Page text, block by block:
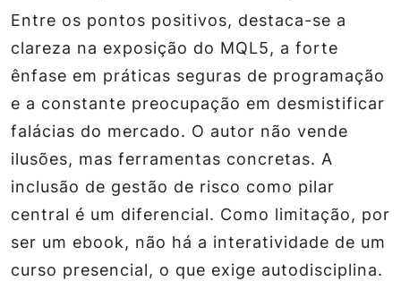
Entre os pontos positivos, destaca-se a
clareza na exposição do MQL5, a forte
ênfase em práticas seguras de programação
e a constante preocupação em desmistificar
falácias do mercado. O autor não vende
ilusões, mas ferramentas concretas. A
inclusão de gestão de risco como pilar
central é um diferencial. Como limitação, por
ser um ebook, não há a interatividade de um
curso presencial, o que exige autodisciplina.